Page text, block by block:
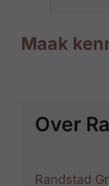
Maak
Over
Randstad